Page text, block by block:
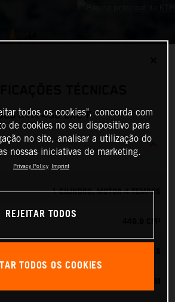
TÉCNICAS
KTM 450 EXC-F
1 CILINDRO, MOTOR 4 TEMPOS
todos os cookies", concorda com
de cookies no seu dispositivo para
no site, analisar a utilização do
nossas iniciativas de marketing.
Privacy Policy Imprint
REJEITAR TODOS
TODOS OS COOKIES